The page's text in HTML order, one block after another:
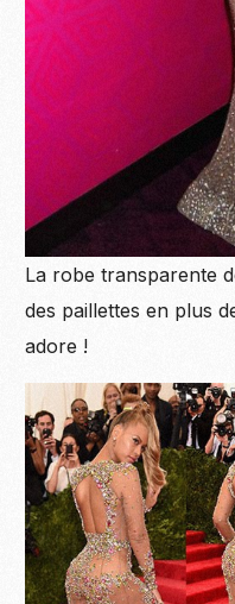
La robe transparente
des paillettes en plus
adore !